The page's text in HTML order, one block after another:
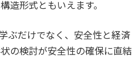
造形式ともいえます。
ぶだけでなく、安全性と経済
の検討が安全性の確保に直結